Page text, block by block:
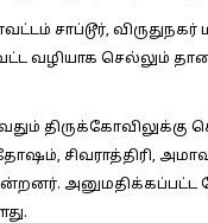
சாப்டூர்,
வழியாக
சிவராத்திரி,
அனுமதிக்கப்பட்ட